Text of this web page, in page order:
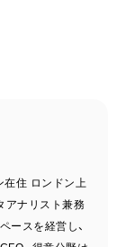
在住 ロンドン上
アナリスト兼務
ースを経営し、